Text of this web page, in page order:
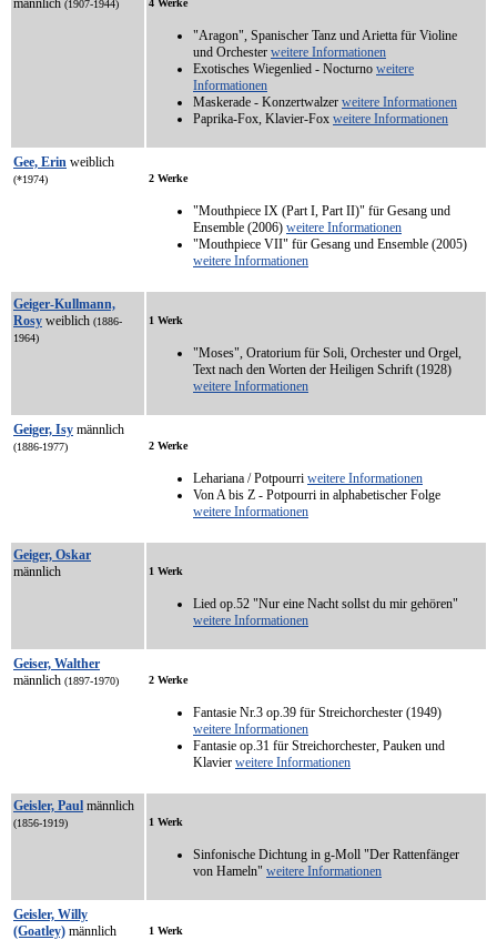
männlich (1907-1944) 4 Werke
"Aragon", Spanischer Tanz und Arietta für Violine
und Orchester weitere Informationen
Exotisches Wiegenlied - Nocturno weitere
Informationen
Maskerade - Konzertwalzer weitere Informationen
Paprika-Fox, Klavier-Fox weitere Informationen
Gee, Erin weiblich
(*1974) 2 Werke
"Mouthpiece IX (Part I, Part II)" für Gesang und
Ensemble (2006) weitere Informationen
"Mouthpiece VII" für Gesang und Ensemble (2005)
weitere Informationen
Geiger-Kullmann,
Rosy weiblich (1886-
1964)
1 Werk
"Moses", Oratorium für Soli, Orchester und Orgel,
Text nach den Worten der Heiligen Schrift (1928)
weitere Informationen
Geiger, Isy männlich
(1886-1977) 2 Werke
Lehariana / Potpourri weitere Informationen
Von A bis Z - Potpourri in alphabetischer Folge
weitere Informationen
Geiger, Oskar
männlich
1 Werk
Lied op.52 "Nur eine Nacht sollst du mir gehören"
weitere Informationen
Geiser, Walther
männlich (1897-1970) 2 Werke
Fantasie Nr.3 op.39 für Streichorchester (1949)
weitere Informationen
Fantasie op.31 für Streichorchester, Pauken und
Klavier weitere Informationen
Geisler, Paul männlich
(1856-1919) 1 Werk
Sinfonische Dichtung in g-Moll "Der Rattenfänger
von Hameln" weitere Informationen
Geisler, Willy
(Goatley) männlich 1 Werk